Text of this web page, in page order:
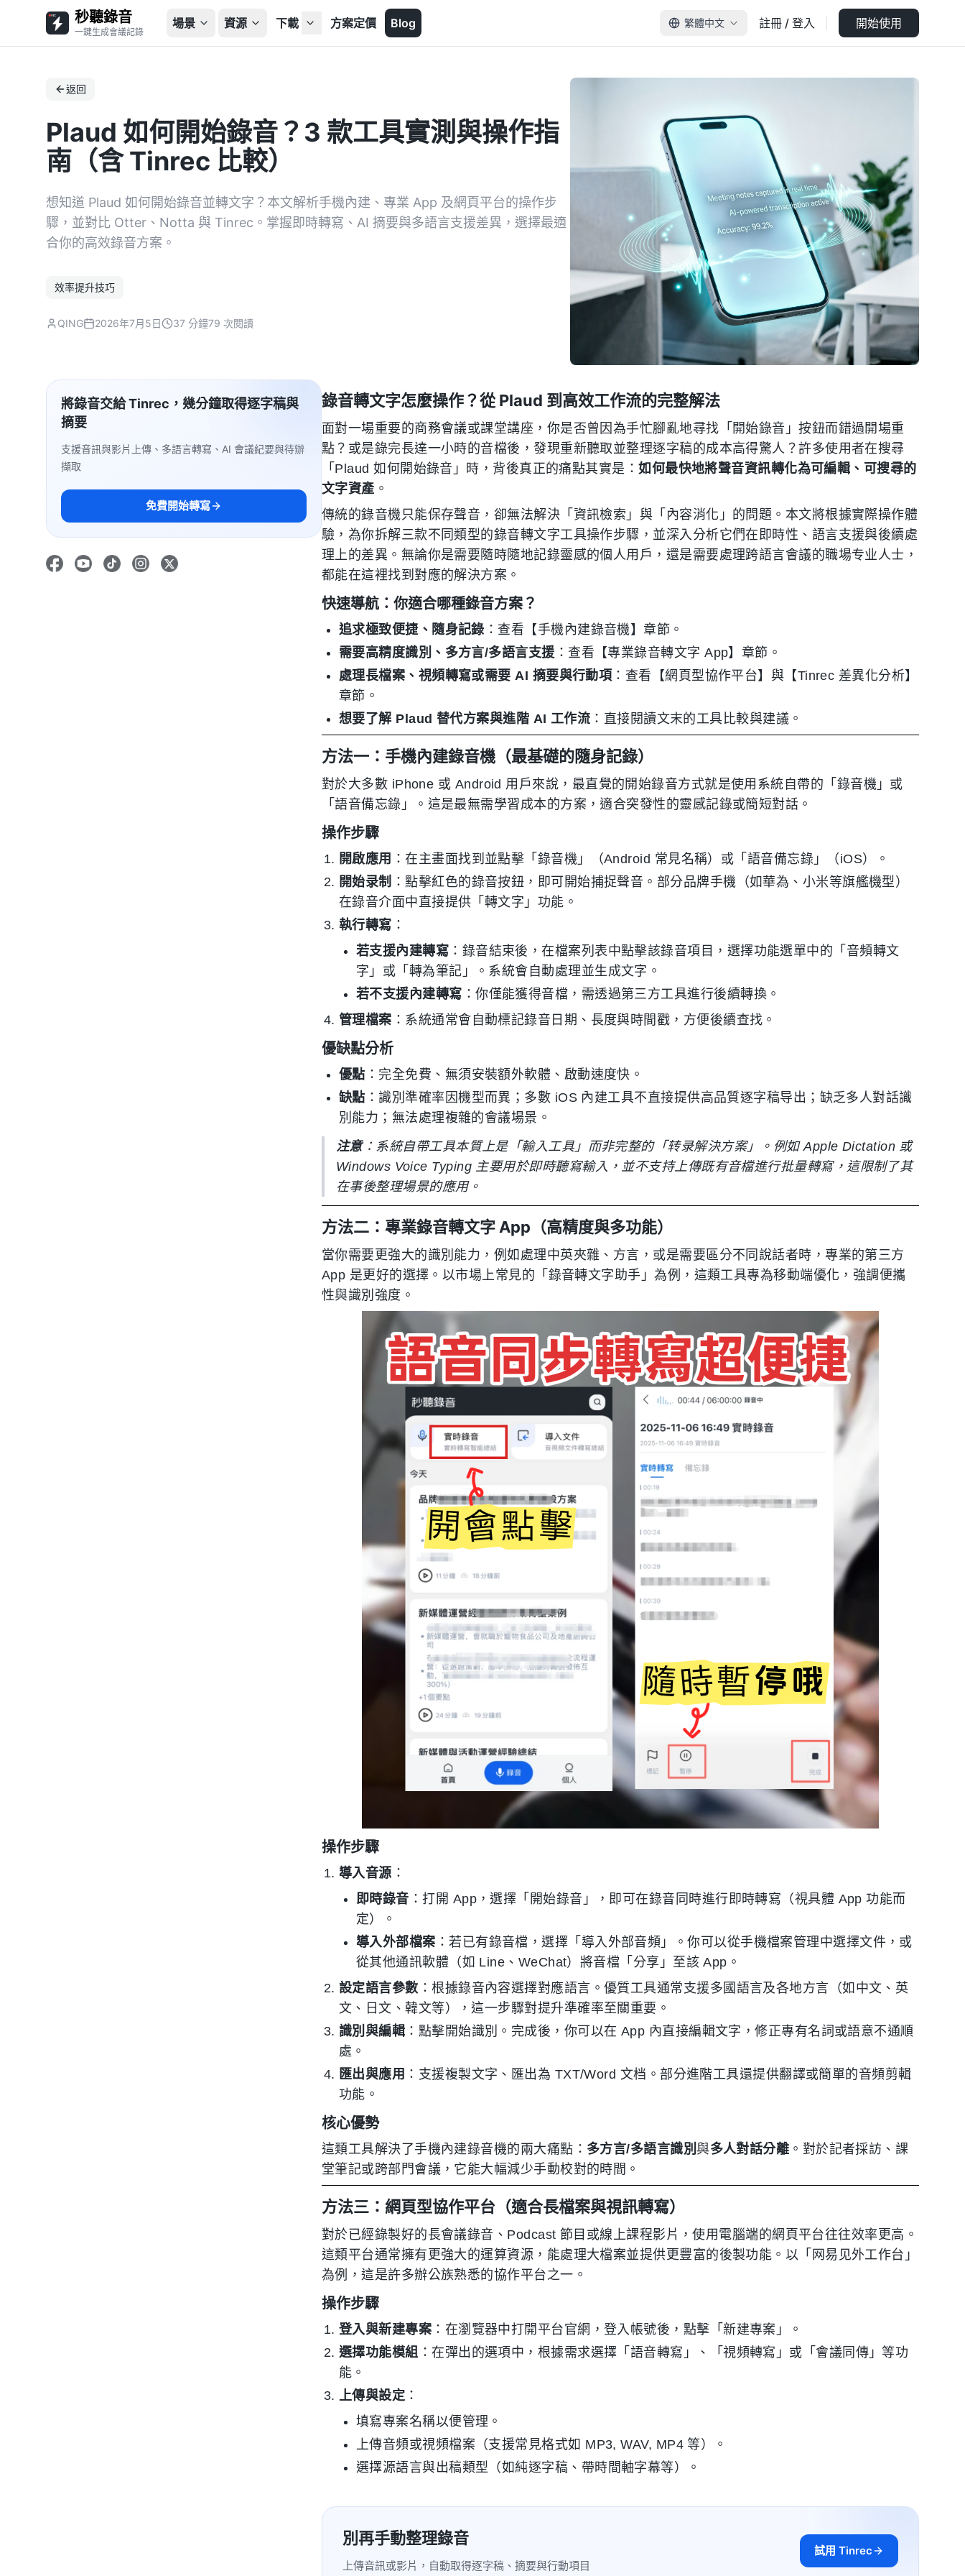
秒聽錄音
一鍵生成會議記錄
場景 資源 下載 方案定價 Blog 繁體中文 註冊 / 登入 開始使用
返回
Plaud 如何開始錄音？3 款工具實測與操作指
南（含 Tinrec 比較）
想知道 Plaud 如何開始錄音並轉文字？本文解析手機內建、專業 App 及網頁平台的操作步
驟，並對比 Otter、Notta 與 Tinrec。掌握即時轉寫、AI 摘要與多語言支援差異，選擇最適
合你的高效錄音方案。
效率提升技巧
QING 2026年7月5日 37 分鐘79 次閱讀
將錄音交給 Tinrec，幾分鐘取得逐字稿與
摘要
支援音訊與影片上傳、多語言轉寫、AI 會議紀要與待辦
擷取
免費開始轉寫
錄音轉文字怎麼操作？從 Plaud 到高效工作流的完整解法
面對一場重要的商務會議或課堂講座，你是否曾因為手忙腳亂地尋找「開始錄音」按鈕而錯過開場重
點？或是錄完長達一小時的音檔後，發現重新聽取並整理逐字稿的成本高得驚人？許多使用者在搜尋
「Plaud 如何開始錄音」時，背後真正的痛點其實是：如何最快地將聲音資訊轉化為可編輯、可搜尋的
文字資產 。
傳統的錄音機只能保存聲音，卻無法解決「資訊檢索」與「內容消化」的問題。本文將根據實際操作體
驗，為你拆解三款不同類型的錄音轉文字工具操作步驟，並深入分析它們在即時性、語言支援與後續處
理上的差異。無論你是需要隨時隨地記錄靈感的個人用戶，還是需要處理跨語言會議的職場专业人士，
都能在這裡找到對應的解決方案。
快速導航：你適合哪種錄音方案？
追求極致便捷、隨身記錄 ：查看【手機內建錄音機】章節。
需要高精度識別、多方言/多語言支援 ：查看【專業錄音轉文字 App】章節。
處理長檔案、視頻轉寫或需要 AI 摘要與行動項 ：查看【網頁型協作平台】與【Tinrec 差異化分析】
章節。
想要了解 Plaud 替代方案與進階 AI 工作流 ：直接閱讀文末的工具比較與建議。
方法一：手機內建錄音機（最基礎的隨身記錄）
對於大多數 iPhone 或 Android 用戶來說，最直覺的開始錄音方式就是使用系統自帶的「錄音機」或
「語音備忘錄」。這是最無需學習成本的方案，適合突發性的靈感記錄或簡短對話。
操作步驟
開啟應用 ：在主畫面找到並點擊「錄音機」（Android 常見名稱）或「語音備忘錄」（iOS）。
開始录制 ：點擊紅色的錄音按鈕，即可開始捕捉聲音。部分品牌手機（如華為、小米等旗艦機型）
在錄音介面中直接提供「轉文字」功能。
執行轉寫 ：
若支援內建轉寫 ：錄音結束後，在檔案列表中點擊該錄音項目，選擇功能選單中的「音頻轉文
字」或「轉為筆記」。系統會自動處理並生成文字。
若不支援內建轉寫 ：你僅能獲得音檔，需透過第三方工具進行後續轉換。
管理檔案 ：系統通常會自動標記錄音日期、長度與時間戳，方便後續查找。
優缺點分析
優點 ：完全免費、無須安裝額外軟體、啟動速度快。
缺點 ：識別準確率因機型而異；多數 iOS 內建工具不直接提供高品質逐字稿导出；缺乏多人對話識
別能力；無法處理複雜的會議場景。
注意：系統自帶工具本質上是「輸入工具」而非完整的「转录解決方案」。例如 Apple Dictation 或
Windows Voice Typing 主要用於即時聽寫輸入，並不支持上傳既有音檔進行批量轉寫，這限制了其
在事後整理場景的應用。
方法二：專業錄音轉文字 App（高精度與多功能）
當你需要更強大的識別能力，例如處理中英夾雜、方言，或是需要區分不同說話者時，專業的第三方
App 是更好的選擇。以市場上常見的「錄音轉文字助手」為例，這類工具專為移動端優化，強調便攜
性與識別強度。
操作步驟
導入音源 ：
即時錄音 ：打開 App，選擇「開始錄音」，即可在錄音同時進行即時轉寫（視具體 App 功能而
定）。
導入外部檔案 ：若已有錄音檔，選擇「導入外部音頻」。你可以從手機檔案管理中選擇文件，或
從其他通訊軟體（如 Line、WeChat）將音檔「分享」至該 App。
設定語言參數 ：根據錄音內容選擇對應語言。優質工具通常支援多國語言及各地方言（如中文、英
文、日文、韓文等），這一步驟對提升準確率至關重要。
識別與編輯 ：點擊開始識別。完成後，你可以在 App 內直接編輯文字，修正專有名詞或語意不通順
處。
匯出與應用 ：支援複製文字、匯出為 TXT/Word 文档。部分進階工具還提供翻譯或簡單的音頻剪輯
功能。
核心優勢
這類工具解決了手機內建錄音機的兩大痛點： 多方言/多語言識別與多人對話分離 。對於記者採訪、課
堂筆記或跨部門會議，它能大幅減少手動校對的時間。
方法三：網頁型協作平台（適合長檔案與視訊轉寫）
對於已經錄製好的長會議錄音、Podcast 節目或線上課程影片，使用電腦端的網頁平台往往效率更高。
這類平台通常擁有更強大的運算資源，能處理大檔案並提供更豐富的後製功能。以「网易见外工作台」
為例，這是許多辦公族熟悉的協作平台之一。
操作步驟
登入與新建專案 ：在瀏覽器中打開平台官網，登入帳號後，點擊「新建專案」。
選擇功能模組 ：在彈出的選項中，根據需求選擇「語音轉寫」、「視頻轉寫」或「會議同傳」等功
能。
上傳與設定：
填寫專案名稱以便管理。
上傳音頻或視頻檔案（支援常見格式如 MP3, WAV, MP4 等）。
選擇源語言與出稿類型（如純逐字稿、帶時間軸字幕等）。
別再手動整理錄音
上傳音訊或影片，自動取得逐字稿、摘要與行動項目
試用 Tinrec